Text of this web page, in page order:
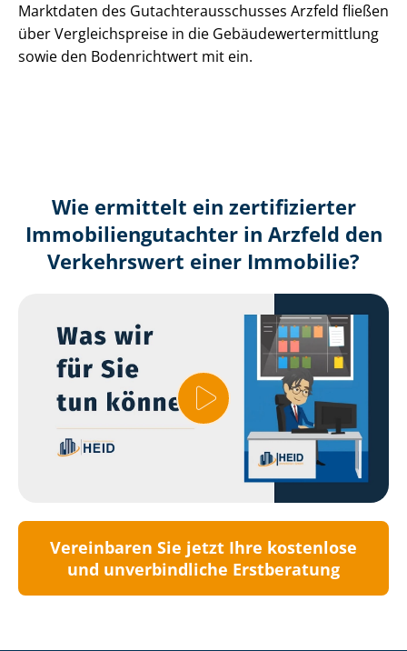
Marktdaten des Gut­ach­ter­aus­schus­ses Arzfeld fließen
über Ver­gleichs­prei­se in die Ge­bäu­de­wert­ermitt­lung
sowie den Bodenrichtwert mit ein.
Wie ermittelt ein zertifizierter
Immobilien­gutachter in Arzfeld den
Verkehrswert einer Immobilie?
Vereinbaren Sie jetzt Ihre kostenlose
und unverbindliche Erstberatung